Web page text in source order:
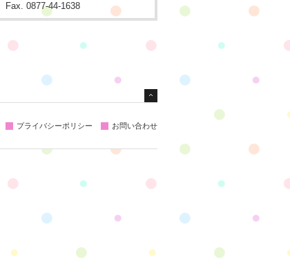
0877-44-1638
プライバシーポリシー お問い合わせ